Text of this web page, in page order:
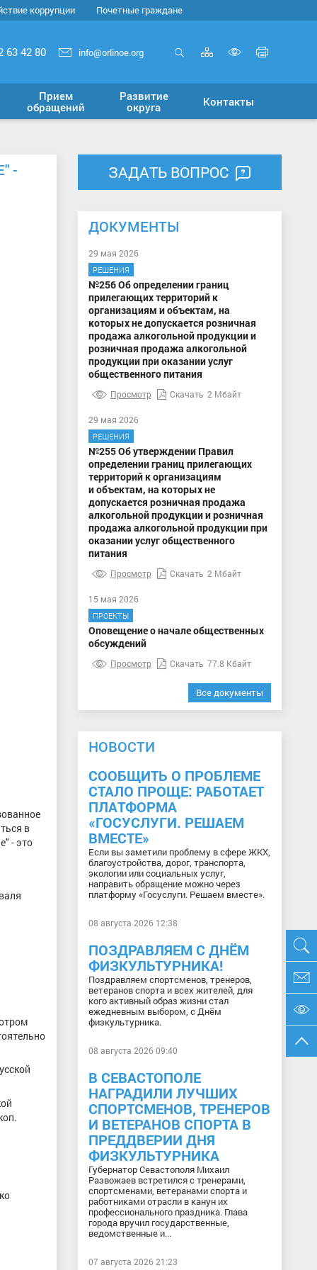
коррупции Почетные граждане
63 42 80 info@orlinoe.org Карта
сайта
версию
для
Прием
обращений
Развитие
округа
Контакты
-
в
- это
ЗАДАТЬ ВОПРОС
ДОКУМЕНТЫ
29 мая 2026
РЕШЕНИЯ
№256 Об определении границ
прилегающих территорий к
организациям и объектам, на
которых не допускается розничная
продажа алкогольной продукции и
розничная продажа алкогольной
продукции при оказании услуг
общественного питания
Просмотр Скачать 2 Мбайт
29 мая 2026
РЕШЕНИЯ
№255 Об утверждении Правил
определении границ прилегающих
территорий к организациям
и объектам, на которых не
допускается розничная продажа
алкогольной продукции и розничная
продажа алкогольной продукции при
оказании услуг общественного
питания
Просмотр Скачать 2 Мбайт
15 мая 2026
ПРОЕКТЫ
Оповещение о начале общественных
обсуждений
Просмотр Скачать 77.8 Кбайт
Все документы
НОВОСТИ
СООБЩИТЬ О ПРОБЛЕМЕ
СТАЛО ПРОЩЕ: РАБОТАЕТ
ПЛАТФОРМА
«ГОСУСЛУГИ. РЕШАЕМ
ВМЕСТЕ»
Если вы заметили проблему в сфере ЖКХ,
благоустройства, дорог, транспорта,
экологии или социальных услуг,
направить обращение можно через
платформу «Госуслуги. Решаем вместе».
08 августа 2026 12:38
ПОЗДРАВЛЯЕМ С ДНЁМ
ФИЗКУЛЬТУРНИКА!
Поздравляем спортсменов, тренеров,
ветеранов спорта и всех жителей, для
кого активный образ жизни стал
ежедневным выбором, с Днём
физкультурника.
08 августа 2026 09:40
В СЕВАСТОПОЛЕ
НАГРАДИЛИ ЛУЧШИХ
СПОРТСМЕНОВ, ТРЕНЕРОВ
И ВЕТЕРАНОВ СПОРТА В
ПРЕДДВЕРИИ ДНЯ
ФИЗКУЛЬТУРНИКА
Губернатор Севастополя Михаил
Развожаев встретился с тренерами,
спортсменами, ветеранами спорта и
работниками отрасли в канун их
профессионального праздника. Глава
города вручил государственные,
ведомственные и...
07 августа 2026 21:23